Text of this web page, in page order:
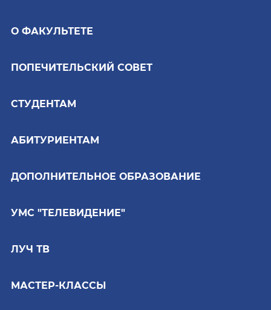
О ФАКУЛЬТЕТЕ
ПОПЕЧИТЕЛЬСКИЙ СОВЕТ
СТУДЕНТАМ
АБИТУРИЕНТАМ
ДОПОЛНИТЕЛЬНОЕ ОБРАЗОВАНИЕ
УМС "ТЕЛЕВИДЕНИЕ"
ЛУЧ ТВ
МАСТЕР-КЛАССЫ